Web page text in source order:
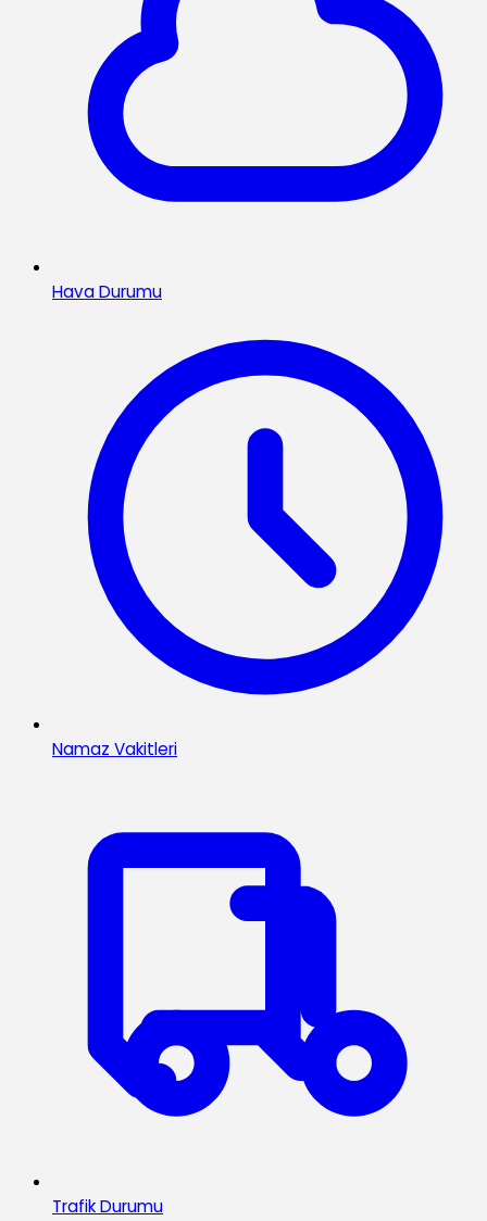
Hava Durumu
Namaz Vakitleri
Trafik Durumu